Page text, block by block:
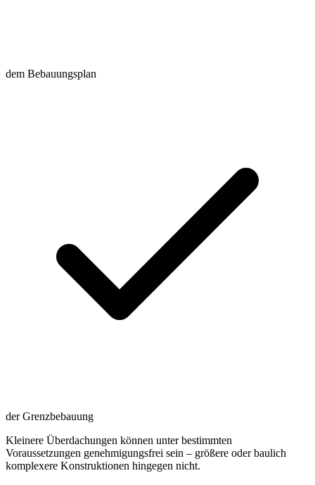
dem Bebauungsplan
der Grenzbebauung
Kleinere Überdachungen können unter bestimmten
Voraussetzungen genehmigungsfrei sein – größere oder baulich
komplexere Konstruktionen hingegen nicht.